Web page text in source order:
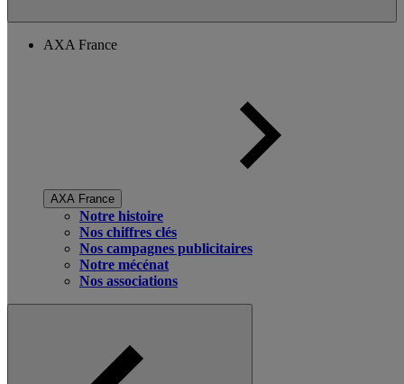
AXA France
AXA France
Notre histoire
Nos chiffres clés
Nos campagnes publicitaires
Notre mécénat
Nos associations